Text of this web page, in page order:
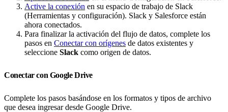
Active la conexión en su espacio de trabajo de Slack
(Herramientas y configuración). Slack y Salesforce están
ahora conectados.
Para finalizar la activación del flujo de datos, complete los
pasos en Conectar con orígenes de datos existentes y
seleccione Slack como origen de datos.
Conectar con Google Drive
Complete los pasos basándose en los formatos y tipos de archivo
que desea ingresar desde Google Drive.